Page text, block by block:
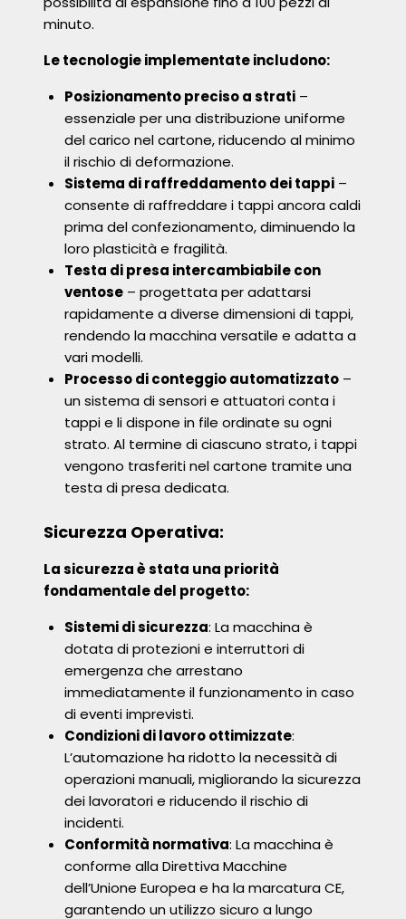
minuto.
Le tecnologie implementate includono:
Posizionamento preciso a strati–
essenziale per una distribuzione uniforme
del carico nel cartone, riducendo al minimo
il rischio di deformazione.
Sistema di raffreddamento dei tappi–
consente di raffreddare i tappi ancora caldi
prima del confezionamento, diminuendo la
loro plasticità e fragilità.
Testa di presa intercambiabile con
ventose– progettata per adattarsi
rapidamente a diverse dimensioni di tappi,
rendendo la macchina versatile e adatta a
vari modelli.
Processo di conteggio automatizzato–
un sistema di sensori e attuatori conta i
tappi e li dispone in file ordinate su ogni
strato. Al termine di ciascuno strato, i tappi
vengono trasferiti nel cartone tramite una
testa di presa dedicata.
Sicurezza Operativa:
La sicurezza è stata una priorità
fondamentale del progetto:
Sistemi di sicurezza: La macchina è
dotata di protezioni e interruttori di
emergenza che arrestano
immediatamente il funzionamento in caso
di eventi imprevisti.
Condizioni di lavoro ottimizzate:
L’automazione ha ridotto la necessità di
operazioni manuali, migliorando la sicurezza
dei lavoratori e riducendo il rischio di
incidenti.
Conformità normativa: La macchina è
conforme alla Direttiva Macchine
dell’Unione Europea e ha la marcatura CE,
garantendo un utilizzo sicuro a lungo